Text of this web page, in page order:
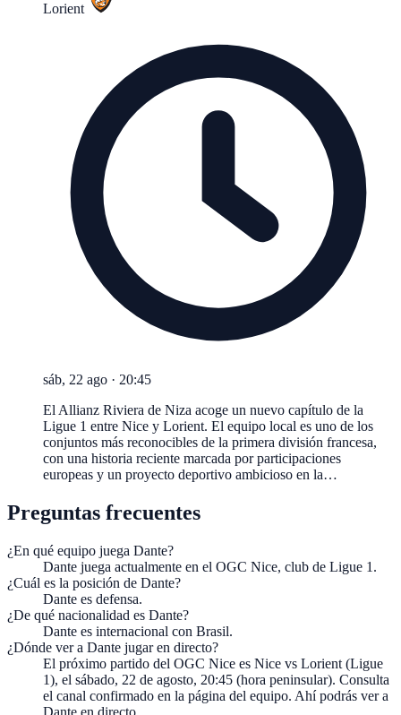
Lorient
sáb, 22 ago · 20:45
El Allianz Riviera de Niza acoge un nuevo capítulo de la
Ligue 1 entre Nice y Lorient. El equipo local es uno de los
conjuntos más reconocibles de la primera división francesa,
con una historia reciente marcada por participaciones
europeas y un proyecto deportivo ambicioso en la…
Preguntas frecuentes
¿En qué equipo juega Dante?
Dante juega actualmente en el OGC Nice, club de Ligue 1.
¿Cuál es la posición de Dante?
Dante es defensa.
¿De qué nacionalidad es Dante?
Dante es internacional con Brasil.
¿Dónde ver a Dante jugar en directo?
El próximo partido del OGC Nice es Nice vs Lorient (Ligue
1), el sábado, 22 de agosto, 20:45 (hora peninsular). Consulta
el canal confirmado en la página del equipo. Ahí podrás ver a